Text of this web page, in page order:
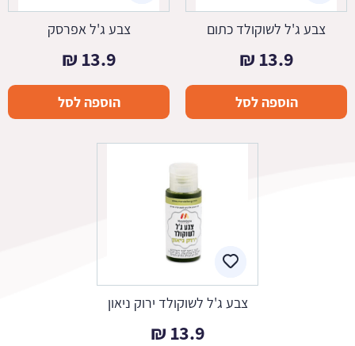
צבע ג'ל לשוקולד כתום
13.9
₪
הוספה לסל
צבע ג'ל אפרסק
13.9
₪
הוספה לסל
צבע ג'ל לשוקולד ירוק ניאון
13.9
₪